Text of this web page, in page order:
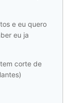
e eu quero
eu ja
corte de